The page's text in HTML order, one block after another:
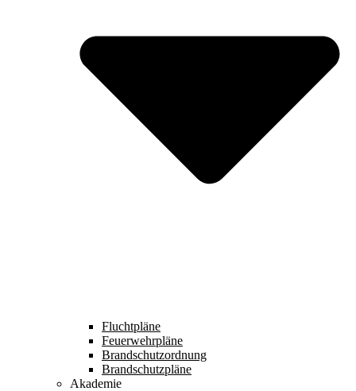
Fluchtpläne
Feuerwehrpläne
Brandschutzordnung
Brandschutzpläne
Akademie